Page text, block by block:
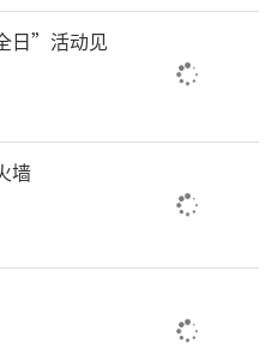
游市场火爆，各景
供给，纷纷推出特色
，为广大游客奉
激活流量经济，通
开宝箱赢好礼”差异
日”活动见
墙